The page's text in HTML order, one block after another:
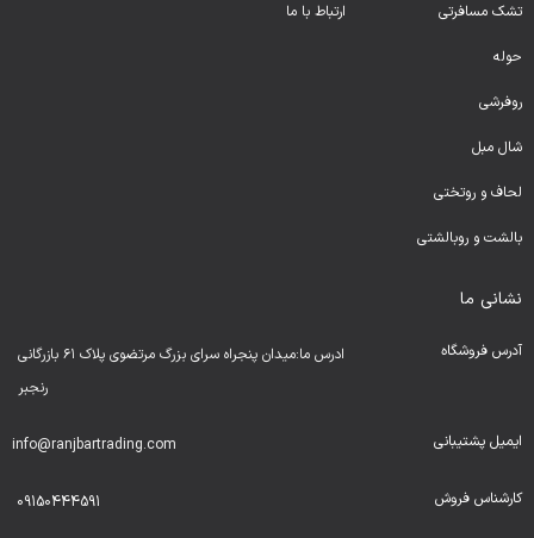
تشک مسافرتی
حوله
روفرشی
شال مبل
لحاف و روتختی
بالشت و روبالشتی
ارتباط با ما
نشانی ما
آدرس فروشگاه
ادرس ما:میدان پنجراه سرای بزرگ مرتضوی پلاک ۶۱ بازرگانی
رنجبر
ایمیل پشتیبانی info@ranjbartrading.com
کارشناس فروش 09150444591